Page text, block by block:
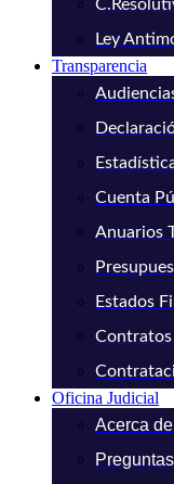
Ley
Transparencia
Cuenta
Anuarios
Estados
Contratos
Oficina Judicial
Acerca